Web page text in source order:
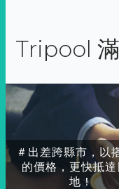
Tripool
＃出差跨縣市，以
的價格，更快抵達
地！